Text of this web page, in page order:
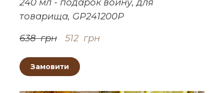
240 мл - подарок воину, для
товарища, GP241200P
638  грн
512  грн
Замовити